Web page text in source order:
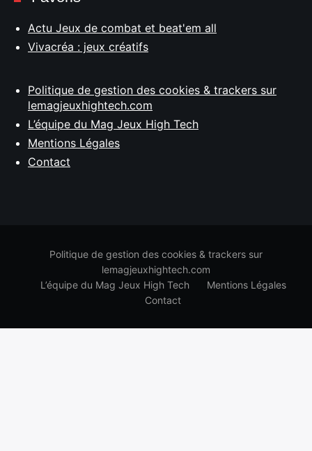
Actu Jeux de combat et beat'em all
Vivacréa : jeux créatifs
Politique de gestion des cookies & trackers sur
lemagjeuxhightech.com
L’équipe du Mag Jeux High Tech
Mentions Légales
Contact
Politique de gestion des cookies & trackers sur
lemagjeuxhightech.com
L’équipe du Mag Jeux High Tech
Mentions Légales
Contact